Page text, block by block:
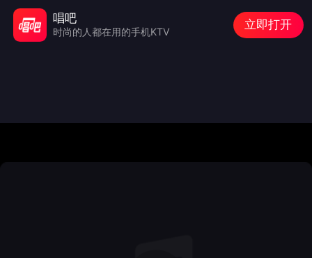
唱吧
时尚的人都在用的手机KTV
立即打开